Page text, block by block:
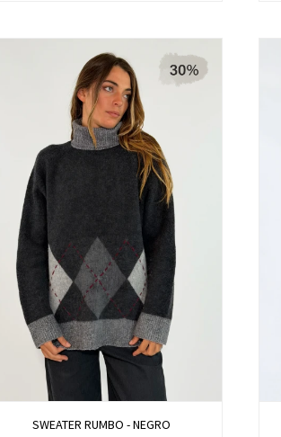
SWEATER RUMBO - NEGRO